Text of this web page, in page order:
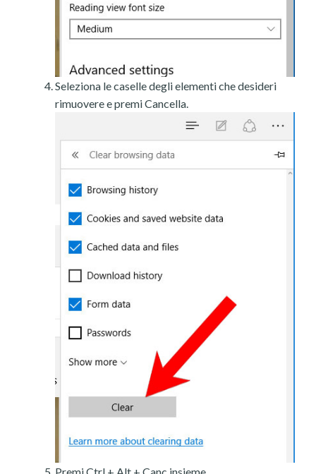
Seleziona le caselle degli elementi che desideri
rimuovere e premi Cancella.
Premi Ctrl + Alt + Canc insieme.